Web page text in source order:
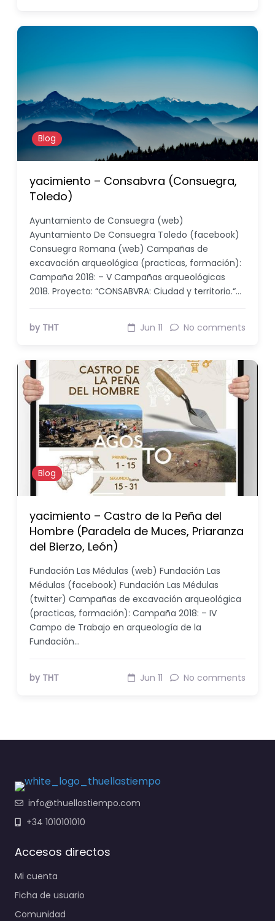
Blog
yacimiento – Consabvra (Consuegra,
Toledo)
Ayuntamiento de Consuegra (web)
Ayuntamiento De Consuegra Toledo (facebook)
Consuegra Romana (web) Campañas de
excavación arqueológica (practicas, formación):
Campaña 2018: – V Campañas arqueológicas
2018. Proyecto: “CONSABVRA: Ciudad y territorio.“…
by THT Jun 11 No comments
Blog
yacimiento – Castro de la Peña del
Hombre (Paradela de Muces, Priaranza
del Bierzo, León)
Fundación Las Médulas (web) Fundación Las
Médulas (facebook) Fundación Las Médulas
(twitter) Campañas de excavación arqueológica
(practicas, formación): Campaña 2018: – IV
Campo de Trabajo en arqueología de la
Fundación…
by THT Jun 11 No comments
info@thuellastiempo.com
+34 1010101010
Accesos directos
Mi cuenta
Ficha de usuario
Comunidad